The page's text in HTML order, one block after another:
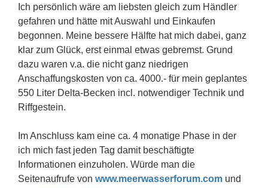
Ich persönlich wäre am liebsten gleich zum Händler
gefahren und hätte mit Auswahl und Einkaufen
begonnen. Meine bessere Hälfte hat mich dabei, ganz
klar zum Glück, erst einmal etwas gebremst. Grund
dazu waren v.a. die nicht ganz niedrigen
Anschaffungskosten von ca. 4000.- für mein geplantes
550 Liter Delta-Becken incl. notwendiger Technik und
Riffgestein.
Im Anschluss kam eine ca. 4 monatige Phase in der
ich mich fast jeden Tag damit beschäftigte
Informationen einzuholen. Würde man die
Seitenaufrufe von www.meerwasserforum.com und